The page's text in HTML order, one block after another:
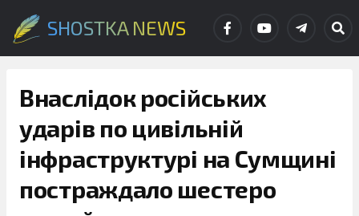
SHOSTKA NEWS
Внаслідок російських
ударів по цивільній
інфраструктурі на Сумщині
постраждало шестеро